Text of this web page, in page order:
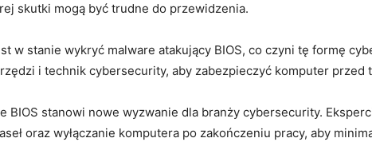
‌skutki mogą być ⁣trudne do przewidzenia.
w stanie ​wykryć malware atakujący BIOS, co czyni ⁢tę formę
i technik cybersecurity, aby zabezpieczyć komputer ⁢przed
BIOS stanowi nowe wyzwanie dla branży cybersecurity.
oraz wyłączanie komputera po zakończeniu pracy, aby